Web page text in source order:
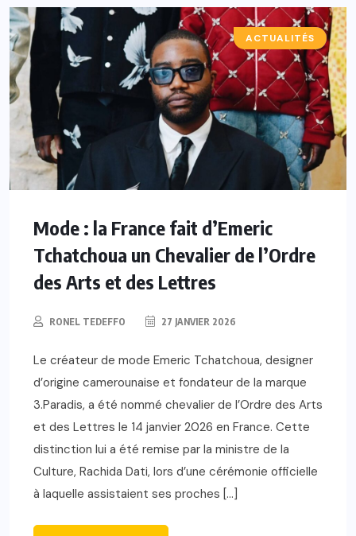
A LA UNE
ACTUALITÉS
Mode : la France fait d’Emeric
Tchatchoua un Chevalier de l’Ordre
des Arts et des Lettres
RONEL TEDEFFO 27 JANVIER 2026
Le créateur de mode Emeric Tchatchoua, designer
d’origine camerounaise et fondateur de la marque
3.Paradis, a été nommé chevalier de l’Ordre des Arts
et des Lettres le 14 janvier 2026 en France. Cette
distinction lui a été remise par la ministre de la
Culture, Rachida Dati, lors d’une cérémonie officielle
à laquelle assistaient ses proches […]